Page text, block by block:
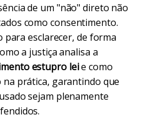
de um "não" direto não
como consentimento.
para esclarecer, de forma
a justiça analisa a
estupro leie como
prática, garantindo que
sejam plenamente